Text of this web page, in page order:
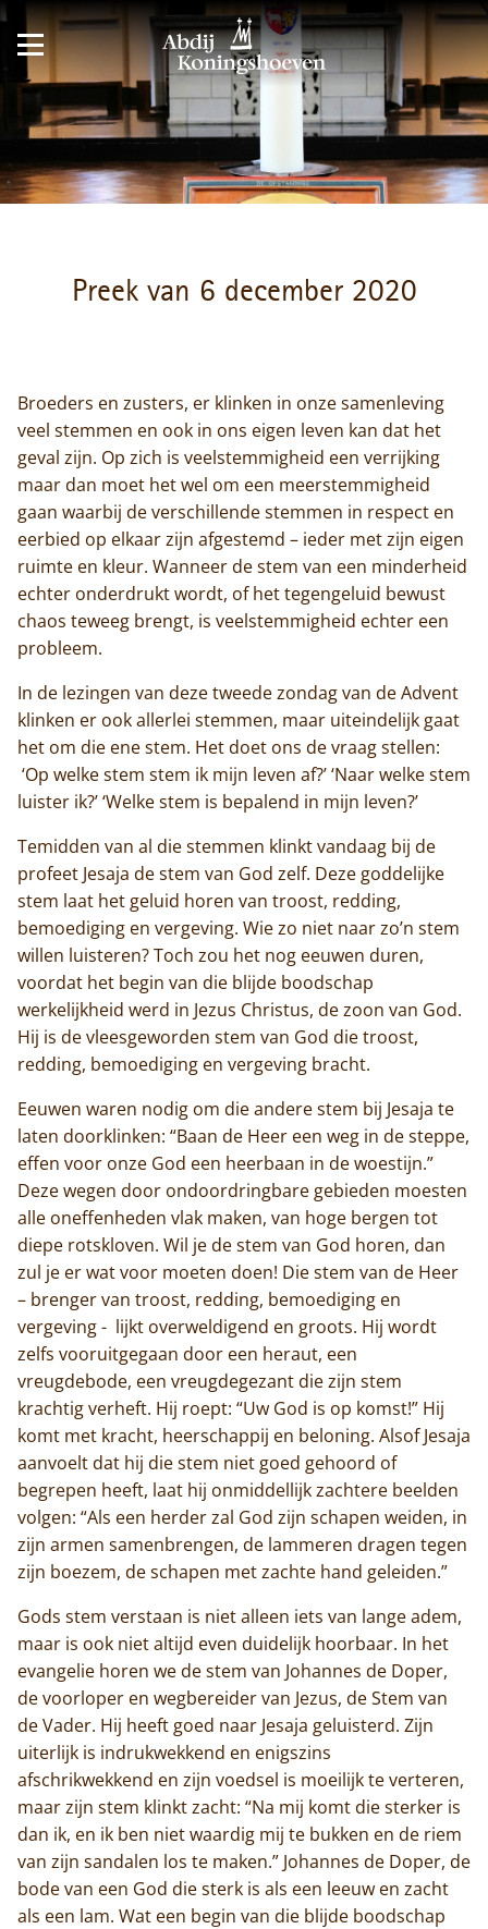
Home
Trappisten
De abdij
Preek van 6 december 2020
Broeders en zusters, er klinken in onze samenleving
veel stemmen en ook in ons eigen leven kan dat het
geval zijn. Op zich is veelstemmigheid een verrijking
maar dan moet het wel om een meerstemmigheid
gaan waarbij de verschillende stemmen in respect en
eerbied op elkaar zijn afgestemd – ieder met zijn eigen
ruimte en kleur. Wanneer de stem van een minderheid
echter onderdrukt wordt, of het tegengeluid bewust
chaos teweeg brengt, is veelstemmigheid echter een
probleem.
In de lezingen van deze tweede zondag van de Advent
klinken er ook allerlei stemmen, maar uiteindelijk gaat
het om die ene stem. Het doet ons de vraag stellen:
‘Op welke stem stem ik mijn leven af?’ ‘Naar welke stem
luister ik?’ ‘Welke stem is bepalend in mijn leven?’
Temidden van al die stemmen klinkt vandaag bij de
profeet Jesaja de stem van God zelf. Deze goddelijke
stem laat het geluid horen van troost, redding,
bemoediging en vergeving. Wie zo niet naar zo’n stem
willen luisteren? Toch zou het nog eeuwen duren,
voordat het begin van die blijde boodschap
werkelijkheid werd in Jezus Christus, de zoon van God.
Hij is de vleesgeworden stem van God die troost,
redding, bemoediging en vergeving bracht.
Eeuwen waren nodig om die andere stem bij Jesaja te
laten doorklinken: “Baan de Heer een weg in de steppe,
effen voor onze God een heerbaan in de woestijn.”
Deze wegen door ondoordringbare gebieden moesten
alle oneffenheden vlak maken, van hoge bergen tot
diepe rotskloven. Wil je de stem van God horen, dan
zul je er wat voor moeten doen! Die stem van de Heer
– brenger van troost, redding, bemoediging en
vergeving - lijkt overweldigend en groots. Hij wordt
zelfs vooruitgegaan door een heraut, een
vreugdebode, een vreugdegezant die zijn stem
krachtig verheft. Hij roept: “Uw God is op komst!” Hij
komt met kracht, heerschappij en beloning. Alsof Jesaja
aanvoelt dat hij die stem niet goed gehoord of
begrepen heeft, laat hij onmiddellijk zachtere beelden
volgen: “Als een herder zal God zijn schapen weiden, in
zijn armen samenbrengen, de lammeren dragen tegen
zijn boezem, de schapen met zachte hand geleiden.”
Gods stem verstaan is niet alleen iets van lange adem,
maar is ook niet altijd even duidelijk hoorbaar. In het
evangelie horen we de stem van Johannes de Doper,
de voorloper en wegbereider van Jezus, de Stem van
de Vader. Hij heeft goed naar Jesaja geluisterd. Zijn
uiterlijk is indrukwekkend en enigszins
afschrikwekkend en zijn voedsel is moeilijk te verteren,
maar zijn stem klinkt zacht: “Na mij komt die sterker is
dan ik, en ik ben niet waardig mij te bukken en de riem
van zijn sandalen los te maken.” Johannes de Doper, de
bode van een God die sterk is als een leeuw en zacht
als een lam. Wat een begin van die blijde boodschap